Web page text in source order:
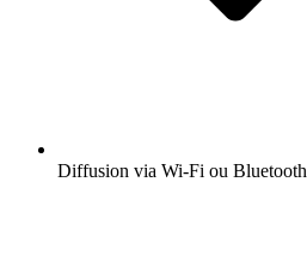
Diffusion via Wi-Fi ou Bluetooth